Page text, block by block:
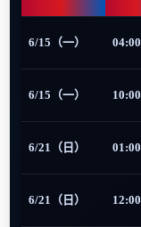
6/15（一） 04:00
6/15（一） 10:00
6/21（日） 01:00
6/21（日） 12:00